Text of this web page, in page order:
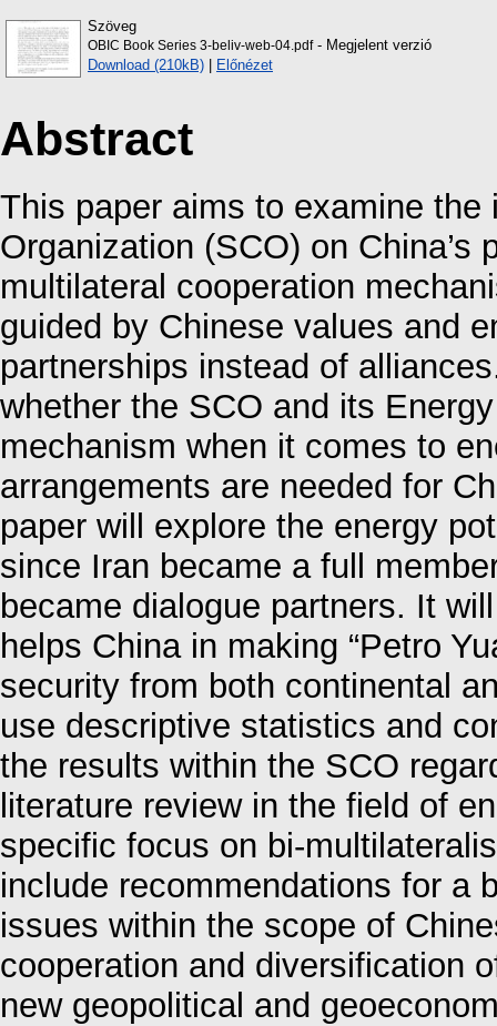
Szöveg
OBIC Book Series 3-beliv-web-04.pdf- Megjelent verzió
Download (210kB) | Előnézet
Abstract
This paper aims to examine
Organization (SCO) on
multilateral cooperation
guided by Chinese values and
partnerships instead of
whether the SCO and its
mechanism when it comes to
arrangements are needed for
paper will explore the energy
since Iran became a full
became dialogue partners. It
helps China in making “Petro
security from both continental
use descriptive statistics and
the results within the SCO
literature review in the field of
specific focus on bi-
include recommendations for a
issues within the scope of
cooperation and diversification
new geopolitical and